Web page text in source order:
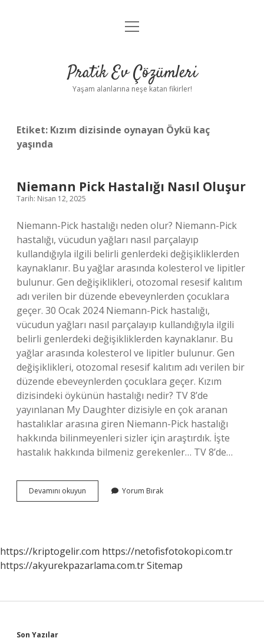
Anasayfa
Yasal Uyarı
menüyü
Pratik Ev Çözümleri
Yaşam alanlarına neşe katan fikirler!
Etiket: Kızım dizisinde oynayan Öykü kaç
yaşında
Niemann Pick Hastalığı Nasıl Oluşur
Tarih: Nisan 12, 2025
Niemann-Pick hastalığı neden olur? Niemann-Pick
hastalığı, vücudun yağları nasıl parçalayıp
kullandığıyla ilgili belirli genlerdeki değişikliklerden
kaynaklanır. Bu yağlar arasında kolesterol ve lipitler
bulunur. Gen değişiklikleri, otozomal resesif kalıtım
adı verilen bir düzende ebeveynlerden çocuklara
geçer. 30 Ocak 2024 Niemann-Pick hastalığı,
vücudun yağları nasıl parçalayıp kullandığıyla ilgili
belirli genlerdeki değişikliklerden kaynaklanır. Bu
yağlar arasında kolesterol ve lipitler bulunur. Gen
değişiklikleri, otozomal resesif kalıtım adı verilen bir
düzende ebeveynlerden çocuklara geçer. Kızım
dizisindeki öykünün hastalığı nedir? TV 8’de
yayınlanan My Daughter dizisiyle en çok aranan
hastalıklar arasına giren Niemann-Pick hastalığı
hakkında bilinmeyenleri sizler için araştırdık. İşte
hastalık hakkında bilmeniz gerekenler… TV 8’de…
Devamını okuyun Niemann
Pick
Yorum Bırak
https://kriptogelir.com https://netofisfotokopi.com.tr
https://akyurekpazarlama.com.trSitemap
Son Yazılar